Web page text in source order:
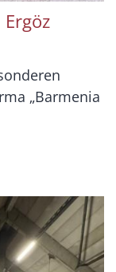
„Barmenia